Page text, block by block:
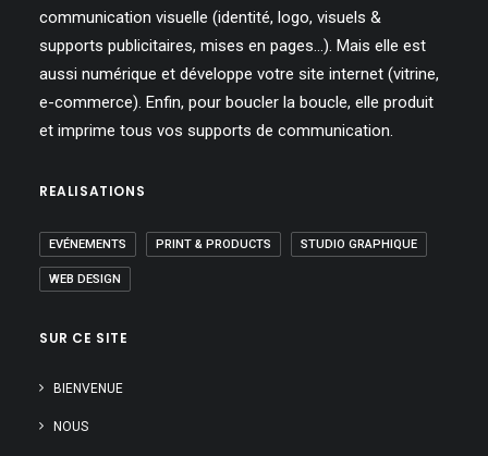
communication visuelle (identité, logo, visuels &
supports publicitaires, mises en pages…). Mais elle est
aussi numérique et développe votre site internet (vitrine,
e-commerce). Enfin, pour boucler la boucle, elle produit
et imprime tous vos supports de communication.
REALISATIONS
EVÉNEMENTS PRINT & PRODUCTS STUDIO GRAPHIQUE
WEB DESIGN
SUR CE SITE
BIENVENUE
NOUS